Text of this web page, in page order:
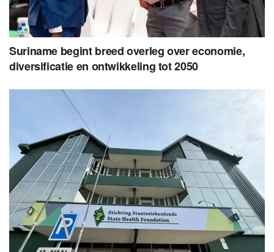
Suriname begint breed overleg over economie,
diversificatie en ontwikkeling tot 2050